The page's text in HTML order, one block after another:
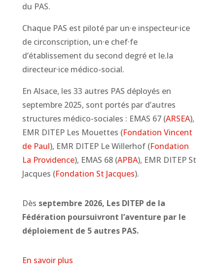
du PAS.
Chaque PAS est piloté par un·e inspecteur·ice
de circonscription, un·e chef·fe
d’établissement du second degré et le.la
directeur·ice médico-social.
En Alsace, les 33 autres PAS déployés en
septembre 2025, sont portés par d’autres
structures médico-sociales : EMAS 67 (ARSEA),
EMR DITEP Les Mouettes (Fondation Vincent
de Paul), EMR DITEP Le Willerhof (Fondation
La Providence), EMAS 68 (APBA), EMR DITEP St
Jacques (Fondation St Jacques).
Dès septembre 2026, Les DITEP de la
Fédération poursuivront l’aventure par le
déploiement de 5 autres PAS.
En savoir plus